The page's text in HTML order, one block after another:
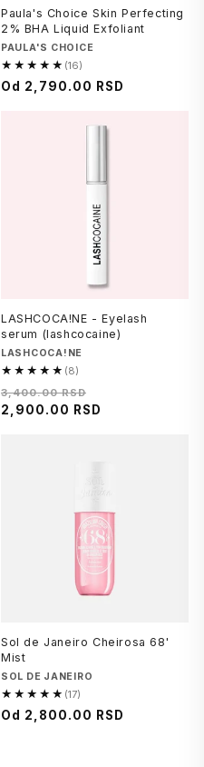
Paula's Choice Skin Perfecting
2% BHA Liquid Exfoliant
Brend
PAULA'S CHOICE
★★★★★ (16)
4.9
od
Cena
Od 2,790.00 RSD
LASHCOCA!NE - Eyelash
serum (lashcocaine)
Brend
LASHCOCA!NE
★★★★★ (8)
4.8
od
5,
Regularna
cena
3,400.00 RSD
na
2,900.00 RSD
Sol de Janeiro Cheirosa 68'
Mist
Brend
SOL DE JANEIRO
★★★★★ (17)
4.9
od
Cena
Od 2,800.00 RSD